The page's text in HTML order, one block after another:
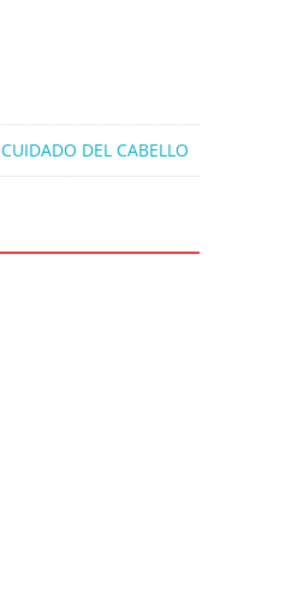
CUIDADO DEL CABELLO